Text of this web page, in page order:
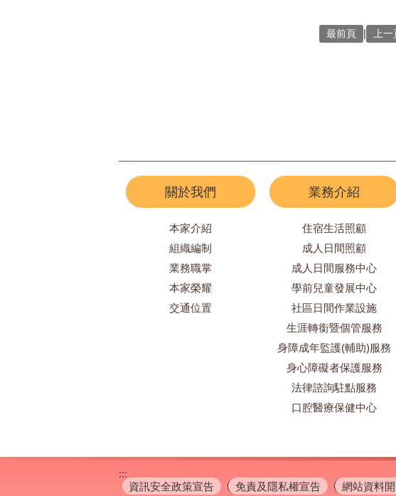
最前頁 | 上一
關於我們
本家介紹
組織編制
業務職掌
本家榮耀
交通位置
業務介紹
住宿生活照顧
成人日間照顧
成人日間服務中心
學前兒童發展中心
社區日間作業設施
生涯轉銜暨個管服務
身障成年監護(輔助)服務
身心障礙者保護服務
法律諮詢駐點服務
口腔醫療保健中心
:::
資訊安全政策宣告
免責及隱私權宣告 網站資料